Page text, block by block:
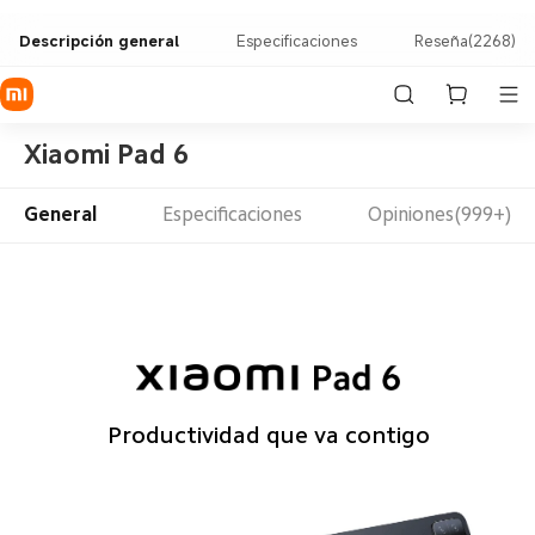
Descripción general Especificaciones Reseña(2268)